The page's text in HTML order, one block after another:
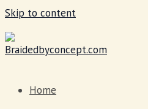
Skip to content
Home